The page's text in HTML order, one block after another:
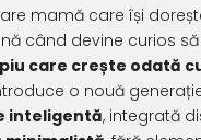
mamă care își
când devine curios
care crește odată
o nouă
inteligentă, integrată